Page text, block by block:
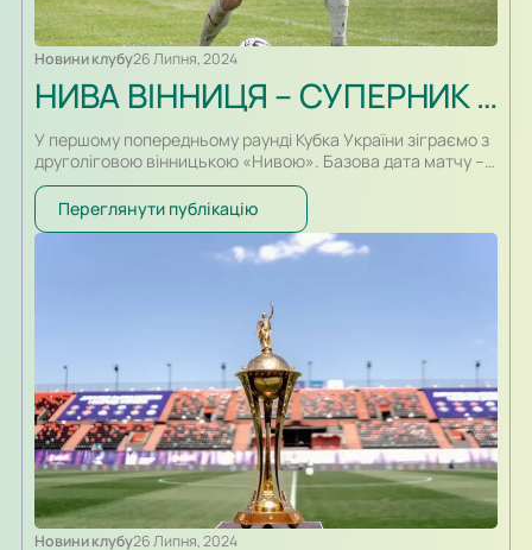
Новини клубу26 Липня, 2024
НИВА ВІННИЦЯ – СУПЕРНИК У КУБКУ УКРАЇНИ
У першому попередньому раунді Кубка України зіграємо з
друголіговою вінницькою «Нивою». Базова дата матчу – 3
серпня. Наша команда цей матч проведе вдома.
Переглянути публікацію
Новини клубу26 Липня, 2024